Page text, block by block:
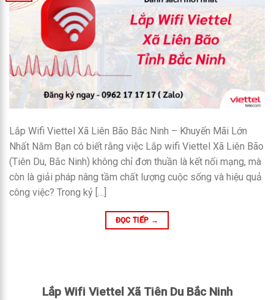
Lắp Wifi Viettel Xã Liên Bão Bắc Ninh – Khuyến Mãi Lớn
Nhất Năm Bạn có biết rằng việc Lắp wifi Viettel Xã Liên Bão
(Tiên Du, Bắc Ninh) không chỉ đơn thuần là kết nối mạng, mà
còn là giải pháp nâng tầm chất lượng cuộc sống và hiệu quả
công việc? Trong kỷ […]
ĐỌC TIẾP →
Lắp Wifi Viettel Xã Tiên Du Bắc Ninh